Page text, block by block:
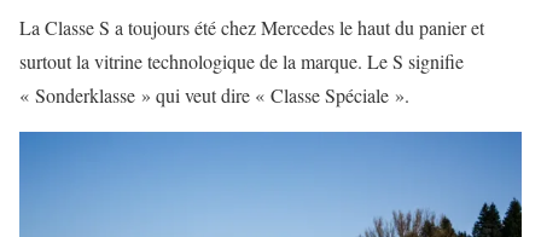
La Classe S a toujours été chez Mercedes le haut du panier et
surtout la vitrine technologique de la marque. Le S signifie
« Sonderklasse » qui veut dire « Classe Spéciale ».